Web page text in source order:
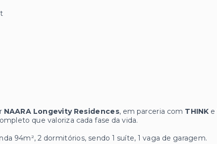
NAARA Longevity Residences, em parceria com THINK e
que valoriza cada fase da vida.
94m², 2 dormitórios, sendo 1 suíte, 1 vaga de garagem.